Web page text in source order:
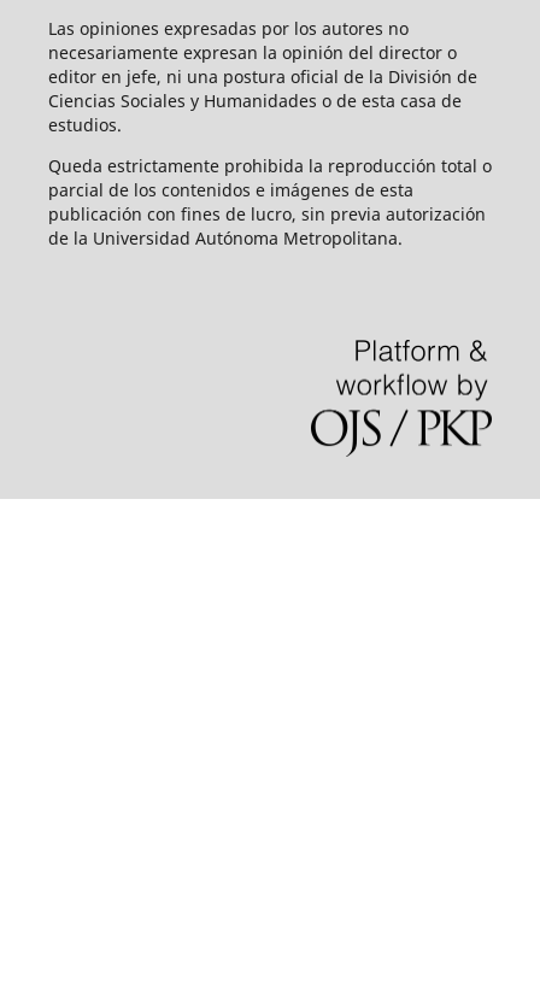
Las opiniones expresadas por los autores no
necesariamente expresan la opinión del director o
editor en jefe, ni una postura oficial de la División de
Ciencias Sociales y Humanidades o de esta casa de
estudios.
Queda estrictamente prohibida la reproducción total o
parcial de los contenidos e imágenes de esta
publicación con fines de lucro, sin previa autorización
de la Universidad Autónoma Metropolitana.